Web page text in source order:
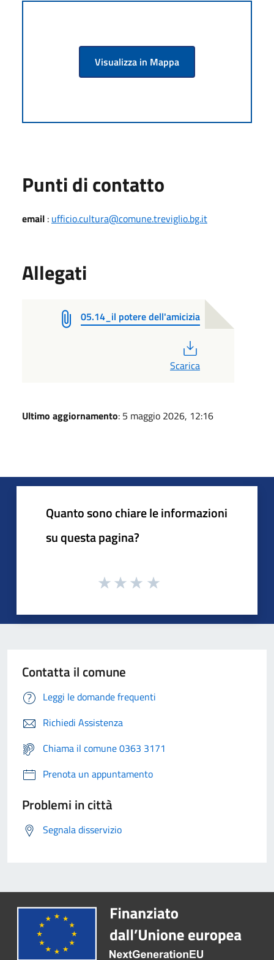
Visualizza in Mappa
Punti di contatto
email : ufficio.cultura@comune.treviglio.bg.it
Allegati
05.14_il potere dell'amicizia
Scarica
Ultimo aggiornamento: 5 maggio 2026, 12:16
Quanto sono chiare le informazioni
su questa pagina?
Contatta il comune
Leggi le domande frequenti
Richiedi Assistenza
Chiama il comune 0363 3171
Prenota un appuntamento
Problemi in città
Segnala disservizio